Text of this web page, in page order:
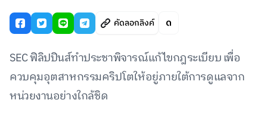
คัดลอกลิงค์
SEC ฟิลิปปินส์ทำประชาพิจารณ์แก้ไขกฎระเบียบ เพื่อ
ควบคุมอุตสาหกรรมคริปโตให้อยู่ภายใต้การดูแลจาก
หน่วยงานอย่างใกล้ชิด